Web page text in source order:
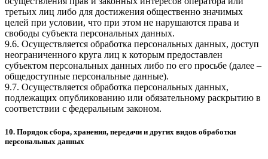
третьих лиц либо для достижения общественно значимых
целей при условии, что при этом не нарушаются права и
свободы субъекта персональных данных.
9.6. Осуществляется обработка персональных данных, доступ
неограниченного круга лиц к которым предоставлен
субъектом персональных данных либо по его просьбе (далее –
общедоступные персональные данные).
9.7. Осуществляется обработка персональных данных,
подлежащих опубликованию или обязательному раскрытию в
соответствии с федеральным законом.
10. Порядок сбора, хранения, передачи и других видов обработки
персональных данных